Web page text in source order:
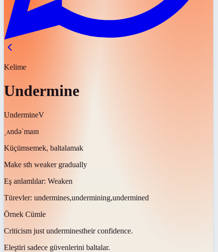
Kelime
Undermine
UndermineV
ˌʌndəˈmaɪn
Küçümsemek, baltalamak
Make sth weaker gradually
Eş anlamlılar: Weaken
Türevler: undermines,undermining,undermined
Örnek Cümle
Criticism just underminestheir confidence.
Eleştiri sadece güvenlerini baltalar.